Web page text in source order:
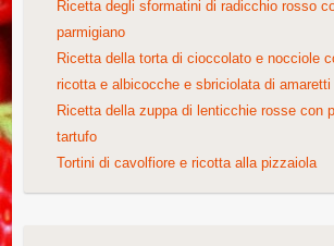
Ricetta degli sformatini di radicchio rosso
parmigiano
Ricetta della torta di cioccolato e nocciole
ricotta e albicocche e sbriciolata di amaretti
Ricetta della zuppa di lenticchie rosse con
tartufo
Tortini di cavolfiore e ricotta alla pizzaiola